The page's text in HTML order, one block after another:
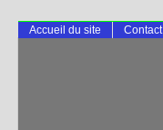
Accueil du site Contact